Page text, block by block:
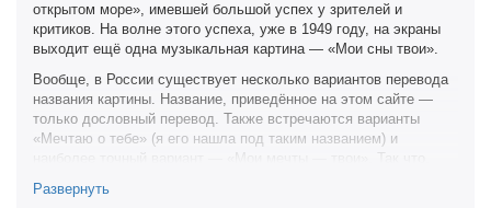
Ли Боуман, Адольф Менжу приятно исполняли отведённые им
роли, за ними прелестно было наблюдать,
кокетничая и добавляя градус шутки.
По сюжету и сценарию думать не приходится, тут уж лучше
наслаждаться атмосферой, антуражем и музыкой. Голос и
Во всём остальном включая кадр и оператора прекрасная
открытом море», имевшей большой успех у зрителей и
критиков. На волне этого успеха, уже в 1949 году, на экраны
выходит ещё одна музыкальная картина — «Мои сны твои».
Вообще, в России существует несколько вариантов перевода
названия картины. Название, приведённое на этом сайте —
только дословный перевод. Также встречаются варианты
«Мечтаю о тебе» (я его нашла под таким названием) и
обратите особое внимание!
Развернуть